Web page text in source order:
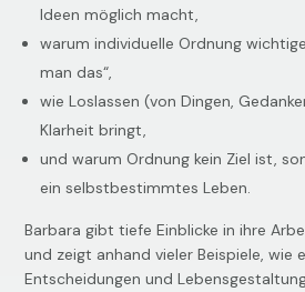
Ideen möglich macht,
warum individuelle Ordnung
man das“,
wie Loslassen (von Dingen,
Klarheit bringt,
und warum Ordnung kein Ziel ist,
ein selbstbestimmtes Leben.
Barbara gibt tiefe Einblicke in ihre
und zeigt anhand vieler Beispiele, wie
Entscheidungen und